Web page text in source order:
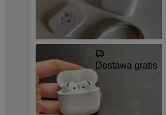
Dostawa gratis